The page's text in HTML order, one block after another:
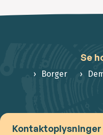
Se
Borger
Kontaktoplysninger